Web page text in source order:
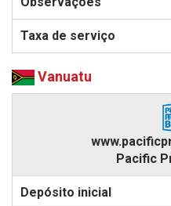
Vanuatu
Pacific